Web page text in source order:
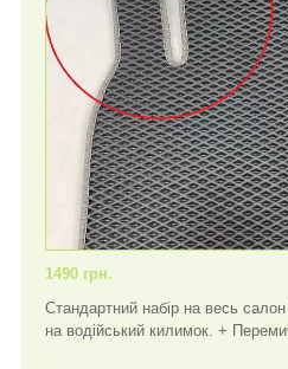
1490 грн.
Стандартний набір на весь
на водійський килимок. +